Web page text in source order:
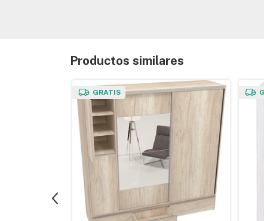
Productos similares
GRATIS